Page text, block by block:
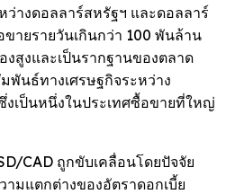
ว่างดอลลาร์สหรัฐฯ และดอลลาร์
ายรายวันเกินกว่า 100 พันล้าน
สูงและเป็นรากฐานของตลาด
นธ์ทางเศรษฐกิจระหว่าง
งเป็นหนึ่งในประเทศซื้อขายที่ใหญ่
CAD ถูกขับเคลื่อนโดยปัจจัย
มแตกต่างของอัตราดอกเบี้ย